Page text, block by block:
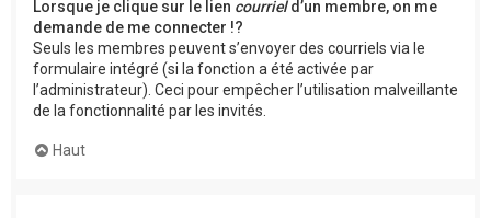
Lorsque je clique sur le lien courrield’un membre, on me
demande de me connecter !?
Seuls les membres peuvent s’envoyer des courriels via le
formulaire intégré (si la fonction a été activée par
l’administrateur). Ceci pour empêcher l’utilisation malveillante
de la fonctionnalité par les invités.
Haut